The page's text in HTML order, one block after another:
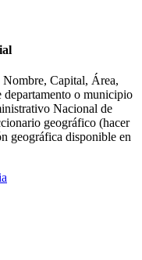
Nombre, Capital, Área,
departamento o municipio
Nacional de
geográfico (hacer
geográfica disponible en